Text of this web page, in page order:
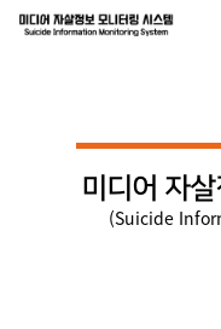
미디어 자
(Suicide